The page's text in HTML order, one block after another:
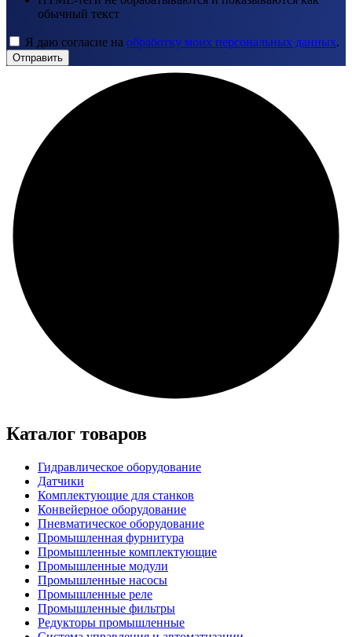
обычный текст
Я даю согласие на обработку моих персональных данных.
Отправить
Каталог товаров
Гидравлическое оборудование
Датчики
Комплектующие для станков
Конвейерное оборудование
Пневматическое оборудование
Промышленная фурнитура
Промышленные комплектующие
Промышленные модули
Промышленные насосы
Промышленные реле
Промышленные фильтры
Редукторы промышленные